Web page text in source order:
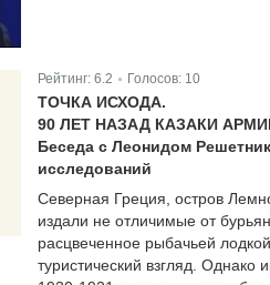
Рейтинг: 6.2 Голосов: 10
ТОЧКА ИСХОДА.
90 ЛЕТ НАЗАД КАЗАКИ
Беседа с Леонидом
исследований
Северная Греция, остров
издали не отличимые от
расцвеченное рыбачьей
туристический взгляд. Однако